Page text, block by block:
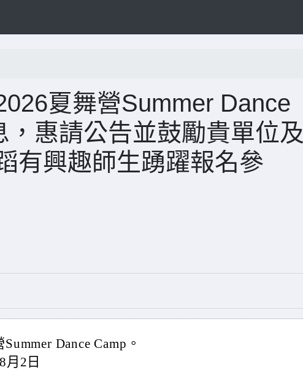
夏舞營Summer Dance
惠請公告並鼓勵貴單位及
有興趣師生踴躍報名參
Dance Camp。
月2日